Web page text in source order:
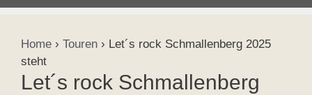
Home › Touren › Let´s rock Schmallenberg 2025
steht
Let´s rock Schmallenberg